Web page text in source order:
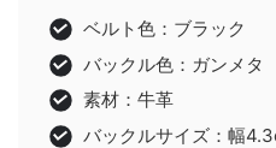
ベルト色：ブラック
バックル色：ガンメタ
素材：牛革
バックルサイズ：幅